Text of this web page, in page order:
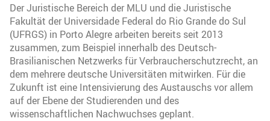
Der Juristische Bereich der MLU und die Juristische
Fakultät der Universidade Federal do Rio Grande do Sul
(UFRGS) in Porto Alegre arbeiten bereits seit 2013
zusammen, zum Beispiel innerhalb des Deutsch-
Brasilianischen Netzwerks für Verbraucherschutzrecht, an
dem mehrere deutsche Universitäten mitwirken. Für die
Zukunft ist eine Intensivierung des Austauschs vor allem
auf der Ebene der Studierenden und des
wissenschaftlichen Nachwuchses geplant.